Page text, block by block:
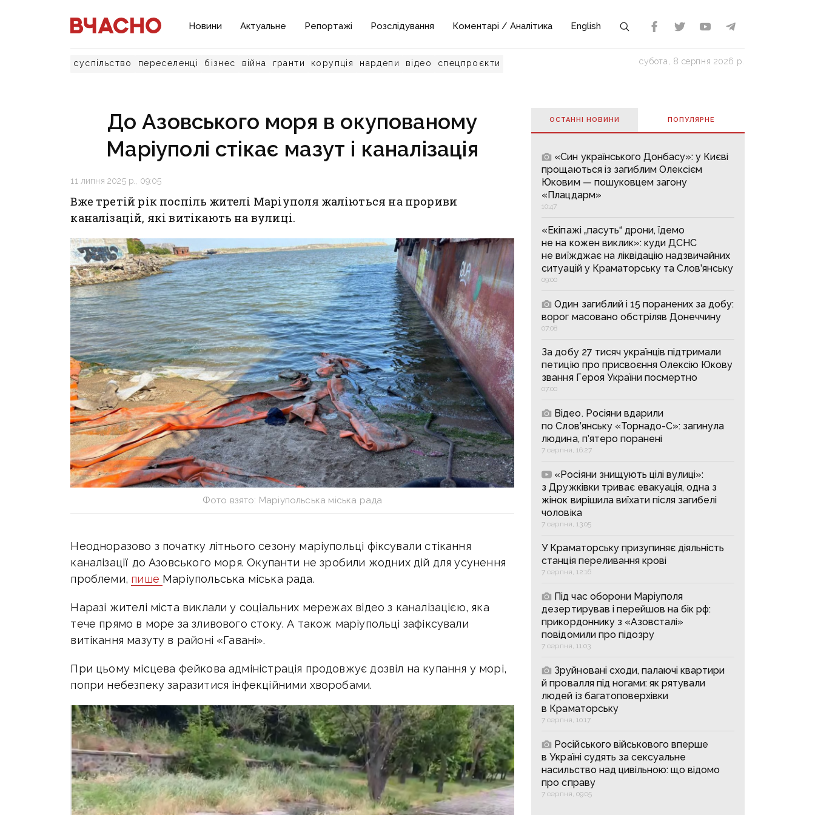
Новини Актуальне Репортажі Розслідування Коментарі / Аналітика English
суспільство переселенці бізнес війна гранти корупція нардепи відео спецпроєкти субота, 8 серпня 2026 р.
До Азовського моря в окупованому
Маріуполі стікає мазут і каналізація
11 липня 2025 р., 09:05
Вже третій рік поспіль жителі Маріуполя жаліються на прориви
каналізацій, які витікають на вулиці.
Фото взято: Маріупольська міська рада
Неодноразово з початку літнього сезону маріупольці фіксували стікання
каналізації до Азовського моря. Окупанти не зробили жодних дій для усунення
проблеми, пише Маріупольська міська рада.
Наразі жителі міста виклали у соціальних мережах відео з каналізацією, яка
тече прямо в море за зливового стоку. А також маріупольці зафіксували
витікання мазуту в районі «Гавані».
При цьому місцева фейкова адміністрація продовжує дозвіл на купання у морі,
попри небезпеку заразитися інфекційними хворобами.
ОСТАННІ НОВИНИ ПОПУЛЯРНE
«Син українського Донбасу»: у Києві
прощаються із загиблим Олексієм
Юковим — пошуковцем загону
«Плацдарм»
10:47
«Екіпажі „пасуть“ дрони, їдемо
не на кожен виклик»: куди ДСНС
не виїжджає на ліквідацію надзвичайних
ситуацій у Краматорську та Слов’янську
09:00
Один загиблий і 15 поранених за добу:
ворог масовано обстріляв Донеччину
07:08
За добу 27 тисяч українців підтримали
петицію про присвоєння Олексію Юкову
звання Героя України посмертно
07:00
Відео. Росіяни вдарили
по Слов’янську «Торнадо-С»: загинула
людина, п’ятеро поранені
7 серпня, 16:27
«Росіяни знищують цілі вулиці»:
з Дружківки триває евакуація, одна з
жінок вирішила виїхати після загибелі
чоловіка
7 серпня, 13:05
У Краматорську призупиняє діяльність
станція переливання крові
7 серпня, 12:16
Під час оборони Маріуполя
дезертирував і перейшов на бік рф:
прикордоннику з «Азовсталі»
повідомили про підозру
7 серпня, 11:03
Зруйновані сходи, палаючі квартири
й провалля під ногами: як рятували
людей із багатоповерхівки
в Краматорську
7 серпня, 10:17
Російського військового вперше
в Україні судять за сексуальне
насильство над цивільною: що відомо
про справу
7 серпня, 09:05